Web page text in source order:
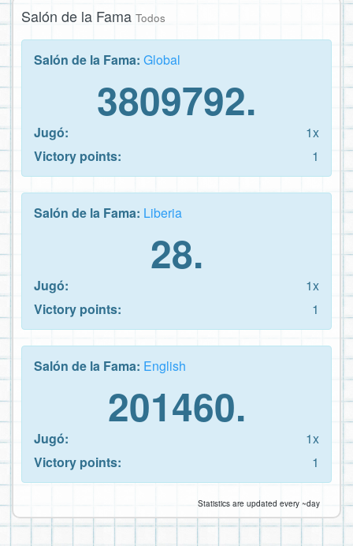
Salón de la Fama Todos
Salón de la Fama: Global
3809792.
Jugó:
1x
Victory points:
1
Salón de la Fama: Liberia
28.
Jugó:
1x
Victory points:
1
Salón de la Fama: English
201460.
Jugó:
1x
Victory points:
1
Statistics are updated every ~day